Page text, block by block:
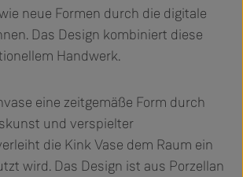
neue Formen durch die digitale
Das Design kombiniert diese
Handwerk.
eine zeitgemäße Form durch
und verspielter
die Kink Vase dem Raum ein
wird. Das Design ist aus Porzellan